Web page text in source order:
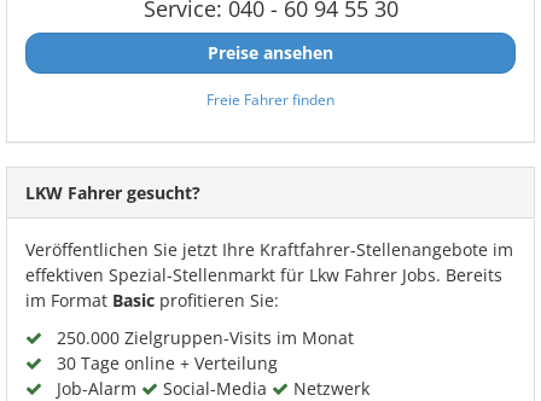
Service: 040 - 60 94 55 30
Preise ansehen
Freie Fahrer finden
LKW Fahrer gesucht?
Veröffentlichen Sie jetzt Ihre Kraftfahrer-Stellenangebote im
effektiven Spezial-Stellenmarkt für Lkw Fahrer Jobs. Bereits
im Format Basic profitieren Sie:
250.000 Zielgruppen-Visits im Monat
30 Tage online + Verteilung
Job-Alarm
Social-Media
Netzwerk